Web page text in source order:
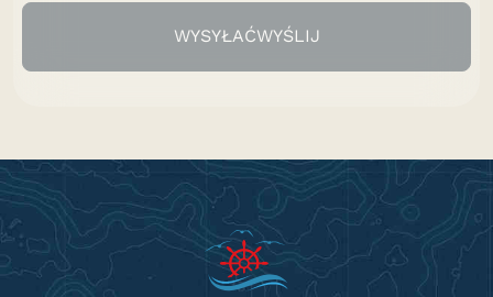
WYSYŁAĆWYŚLIJ